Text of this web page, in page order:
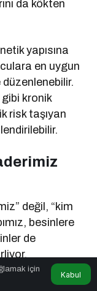
da kökten
yapısına
en uygun
kronik
risk taşıyan
değil, “kim
besinlere
de
çift yönlü
için
Kabul